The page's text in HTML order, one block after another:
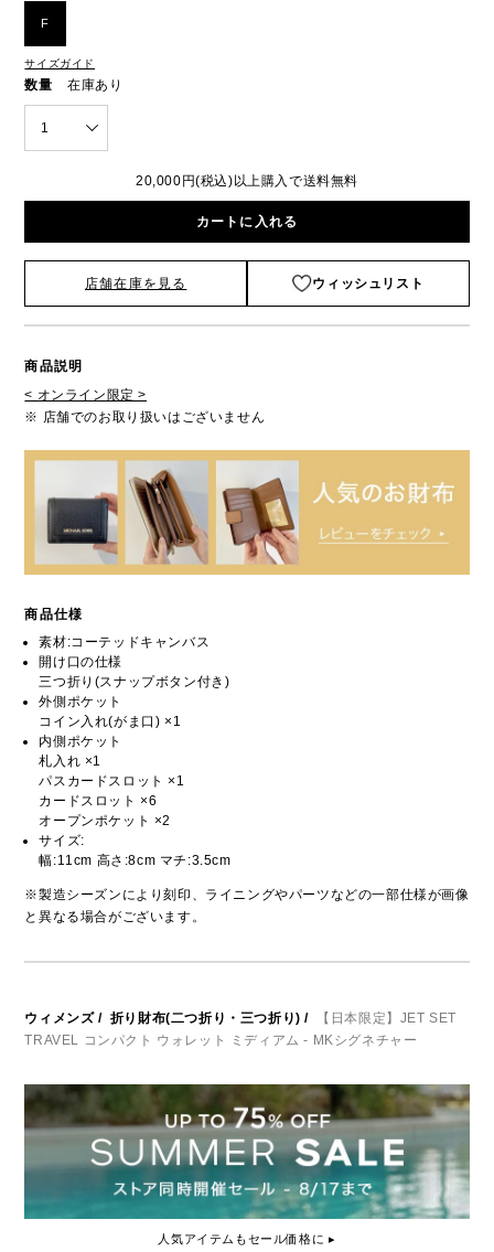
F
サイズガイド
数量 在庫あり
1
20,000円(税込)以上購入で送料無料
カートに入れる
店舗在庫を見る ウィッシュリスト
商品説明
< オンライン限定 >
※ 店舗でのお取り扱いはございません
商品仕様
素材:コーテッドキャンバス
開け口の仕様
三つ折り(スナップボタン付き)
外側ポケット
コイン入れ(がま口) ×1
内側ポケット
札入れ ×1
パスカードスロット ×1
カードスロット ×6
オープンポケット ×2
サイズ:
幅:11cm 高さ:8cm マチ:3.5cm
※製造シーズンにより刻印、ライニングやパーツなどの一部仕様が画像
と異なる場合がございます。
ウィメンズ/ 折り財布(二つ折り・三つ折り) /
【日本限定】JET SET
TRAVEL コンパクト ウォレット ミディアム - MKシグネチャー
人気アイテムもセール価格に ▸